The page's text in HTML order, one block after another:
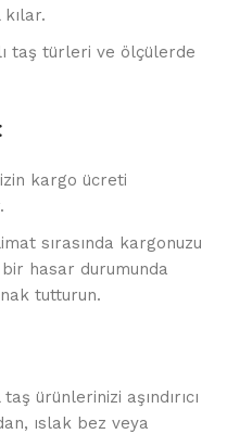
taş türleri ve ölçülerde
kargo ücreti
sırasında kargonuzu
hasar durumunda
tutturun.
ürünlerinizi aşındırıcı
ıslak bez veya